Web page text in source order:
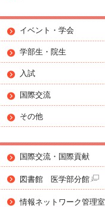
イベント・学会
学部生・院生
入試
国際交流
その他
国際交流・国際貢献
図書館 医学部分館
情報ネットワーク管理室